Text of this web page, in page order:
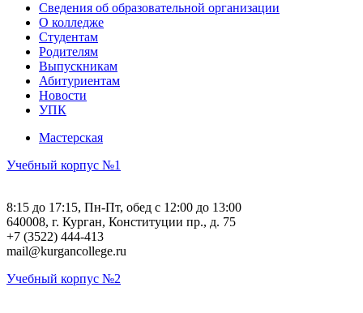
Сведения об образовательной организации
О колледже
Студентам
Родителям
Выпускникам
Абитуриентам
Новости
УПК
Мастерская
Учебный корпус №1
8:15 до 17:15, Пн-Пт, обед с 12:00 до 13:00
640008, г. Курган, Конституции пр., д. 75
+7 (3522) 444-413
mail@kurgancollege.ru
Учебный корпус №2